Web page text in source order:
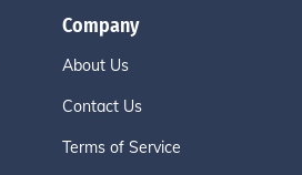
Company
About Us
Contact Us
Terms of Service